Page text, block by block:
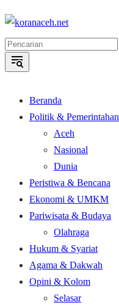
Langsung
konten
Beranda
Politik & Pemerintahan
Aceh
Nasional
Dunia
Peristiwa & Bencana
Ekonomi & UMKM
Pariwisata & Budaya
Olahraga
Hukum & Syariat
Agama & Dakwah
Opini & Kolom
Selasar